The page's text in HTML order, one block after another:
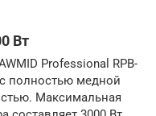
Вт
Professional RPB-
полностью медной
Максимальная